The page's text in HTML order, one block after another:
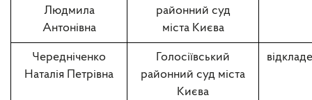
Людмила
Антонівна
районний суд
міста Києва
Чередніченко
Наталія Петрівна
Голосіївський
районний суд міста
Києва